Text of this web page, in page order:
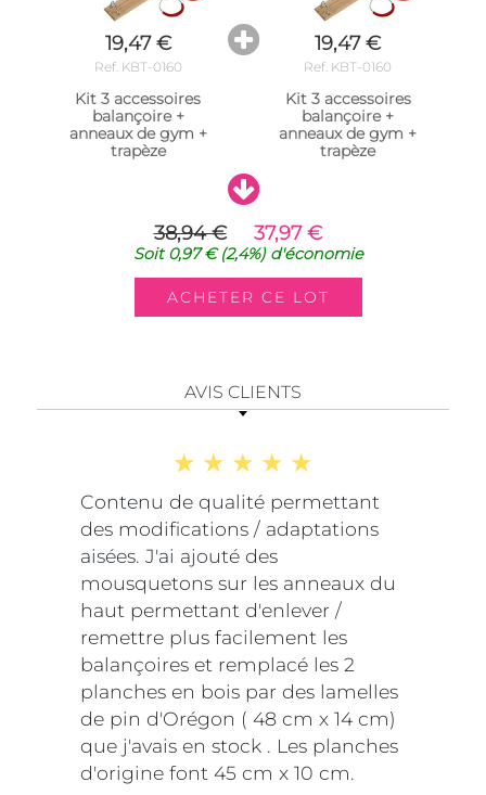
19,47 €
Ref. KBT-0160
Kit 3 accessoires
balançoire +
anneaux de gym +
trapèze
19,47 €
Ref. KBT-0160
Kit 3 accessoires
balançoire +
anneaux de gym +
trapèze
38,94 € 37,97 €
Soit0,97 €(2,4%) d'économie
AVIS CLIENTS
Contenu de qualité permettant
des modifications / adaptations
aisées. J'ai ajouté des
mousquetons sur les anneaux du
haut permettant d'enlever /
remettre plus facilement les
balançoires et remplacé les 2
planches en bois par des lamelles
de pin d'Orégon ( 48 cm x 14 cm)
que j'avais en stock . Les planches
d'origine font 45 cm x 10 cm.